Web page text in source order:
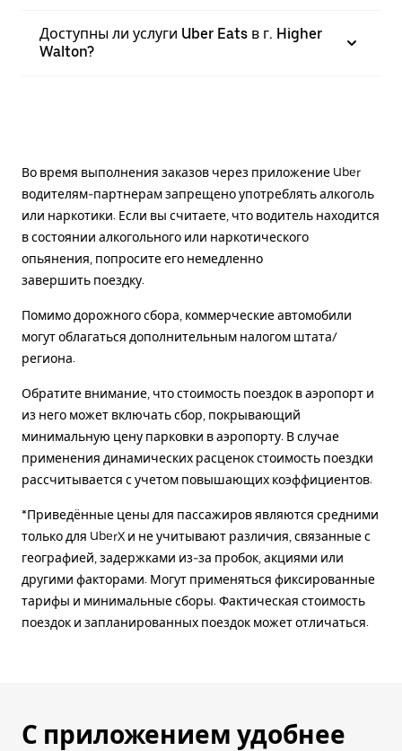
Доступны ли услуги Uber Eats в г. Higher
Walton?
Во время выполнения заказов через приложение Uber
водителям-партнерам запрещено употреблять алкоголь
или наркотики. Если вы считаете, что водитель находится
в состоянии алкогольного или наркотического
опьянения, попросите его немедленно
завершить поездку.
Помимо дорожного сбора, коммерческие автомобили
могут облагаться дополнительным налогом штата/
региона.
Обратите внимание, что стоимость поездок в аэропорт и
из него может включать сбор, покрывающий
минимальную цену парковки в аэропорту. В случае
применения динамических расценок стоимость поездки
рассчитывается с учетом повышающих коэффициентов.
*Приведённые цены для пассажиров являются средними
только для UberX и не учитывают различия, связанные с
географией, задержками из-за пробок, акциями или
другими факторами. Могут применяться фиксированные
тарифы и минимальные сборы. Фактическая стоимость
поездок и запланированных поездок может отличаться.
С приложением удобнее